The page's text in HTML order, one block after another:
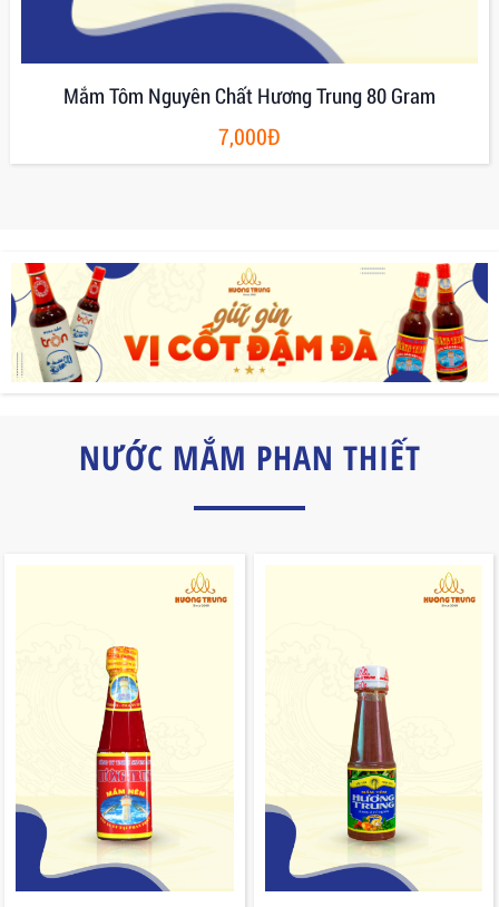
Mắm Ruốc Có Gia Vị Hủ Thủy Tinh 400g
45,000Đ
NƯỚC MẮM PHAN THIẾT